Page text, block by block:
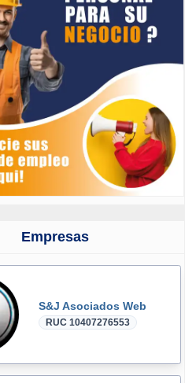
Empresas
S&J Asociados Web
RUC 10407276553